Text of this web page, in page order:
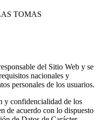
TOMAS
del Sitio Web y se
nacionales y
personales de los usuarios.
y confidencialidad de los
de acuerdo con lo dispuesto